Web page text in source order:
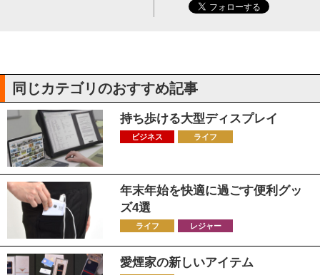
同じカテゴリのおすすめ記事
持ち歩ける大型ディスプレイ
ビジネス ライフ
年末年始を快適に過ごす便利グッ
ズ4選
ライフ レジャー
愛煙家の新しいアイテム